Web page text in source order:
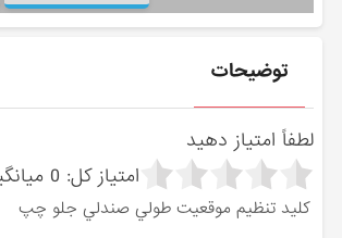
توضیحات
لطفاً امتیاز دهید
امتیاز کل: 0
كليد تنظيم موقعيت طولي صندلي جلو چپ